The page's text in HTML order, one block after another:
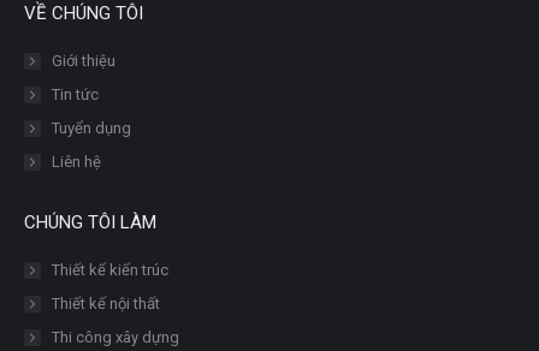
VỀ CHÚNG TÔI
Giới thiệu
Tin tức
Tuyển dụng
Liên hệ
CHÚNG TÔI LÀM
Thiết kế kiến trúc
Thiết kế nội thất
Thi công xây dựng